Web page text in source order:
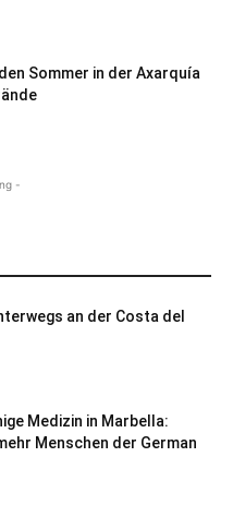
Sommer in der Axarquía
-
an der Costa del
Medizin in Marbella:
Menschen der German